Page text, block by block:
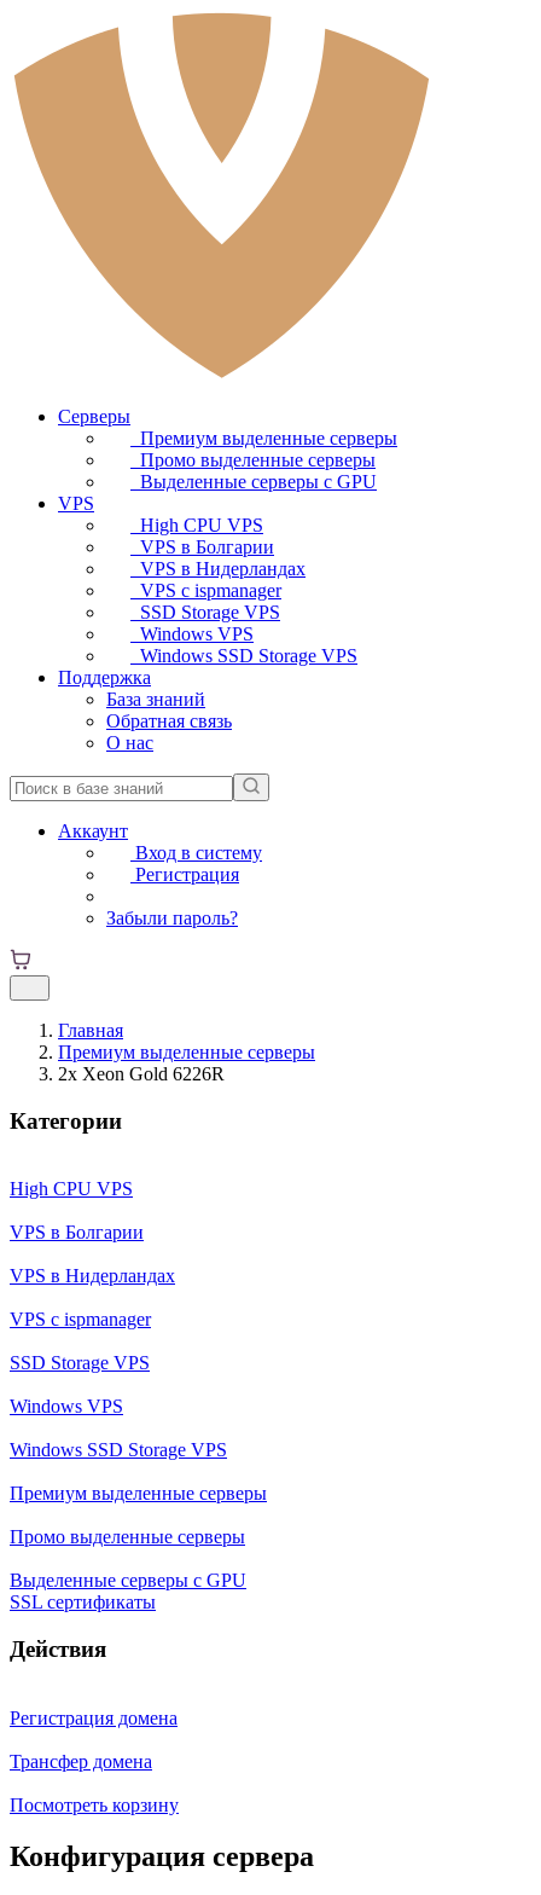
Серверы
Премиум выделенные серверы
Промо выделенные серверы
Выделенные серверы с GPU
VPS
High CPU VPS
VPS в Болгарии
VPS в Нидерландах
VPS с ispmanager
SSD Storage VPS
Windows VPS
Windows SSD Storage VPS
Поддержка
База знаний
Обратная связь
О нас
Аккаунт
Вход в систему
Регистрация
Забыли пароль?
Главная
Премиум выделенные серверы
2x Xeon Gold 6226R
Категории
High CPU VPS
VPS в Болгарии
VPS в Нидерландах
VPS с ispmanager
SSD Storage VPS
Windows VPS
Windows SSD Storage VPS
Премиум выделенные серверы
Промо выделенные серверы
Выделенные серверы с GPU
SSL сертификаты
Действия
Регистрация домена
Трансфер домена
Посмотреть корзину
Конфигурация сервера